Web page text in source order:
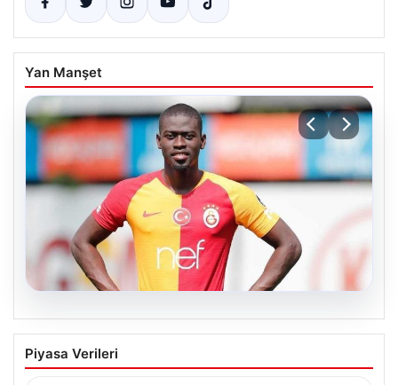
Yan Manşet
Resmi imzayı attı! Ndiaye’nin yeni
adresi çok şaşırttı
Piyasa Verileri